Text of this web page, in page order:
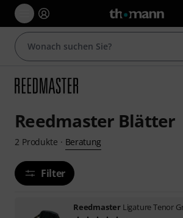
Reedmaster Blätter
2 Produkte · Beratung
Filter
Reedmaster Ligature Tenor